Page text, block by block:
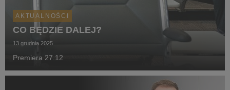
AKTUALNOŚCI
CO BĘDZIE DALEJ?
13 grudnia 2025
Premiera 27.12